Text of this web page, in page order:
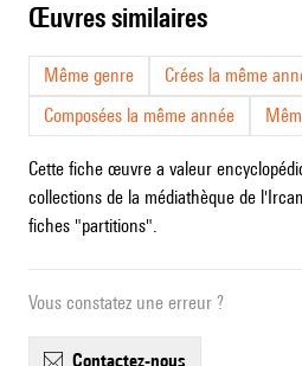
œuvres similaires
Même genre
Crées la même
Composées la même année
Cette fiche œuvre a valeur
collections de la médiathèque de
fiches "partitions".
Vous constatez une erreur ?
contactez-nous